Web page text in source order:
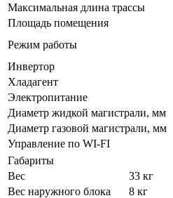
Максимальная длина трассы
Площадь помещения
Режим работы
Инвертор
Хладагент
Электропитание
Диаметр жидкой магистрали, мм
Диаметр газовой магистрали, мм
Управление по WI-FI
Габариты
Вес
33 кг
Вес наружного блока
8 кг